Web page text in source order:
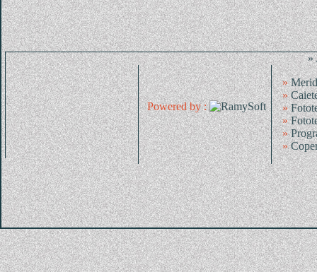
»
Powered by :
»
»
»
»
»
»